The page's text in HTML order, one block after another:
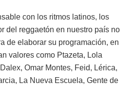
con los ritmos latinos, los
del reggaetón en nuestro país no
de elaborar su programación, en
valores como Ptazeta, Lola
Omar Montes, Feid, Lérica,
La Nueva Escuela, Gente de